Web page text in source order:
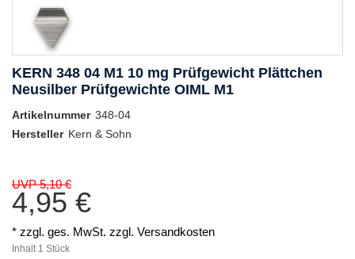
KERN 348 04 M1 10 mg Prüfgewicht Plättchen
Neusilber Prüfgewichte OIML M1
Artikelnummer 348-04
Hersteller Kern & Sohn
UVP 5,10 €
4,95 €
* zzgl. ges. MwSt. zzgl. Versandkosten
Inhalt 1 Stück